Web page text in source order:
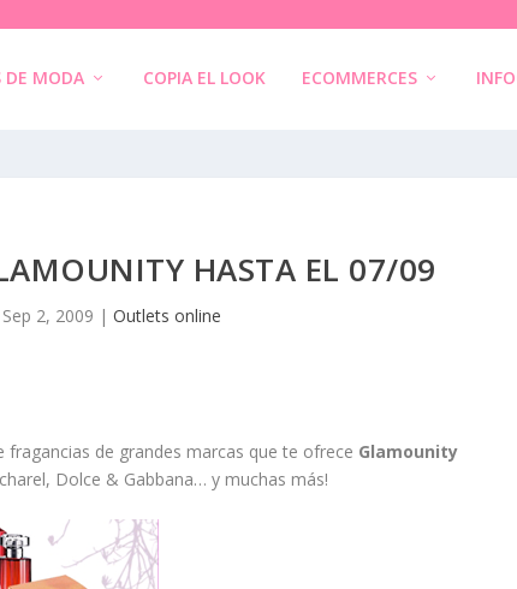
DE MODA COPIA EL LOOK ECOMMERCES
HASTA EL 07/09
Sep 2, 2009 |Outlets online
de grandes marcas que te ofrece Glamounity
Dolce & Gabbana… y muchas más!